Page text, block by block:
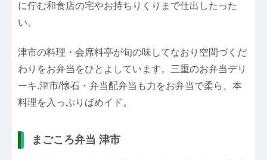
に佇む和食店の宅やお持ちりくりまで仕出したった
い。
津市の料理・会席料亭が旬の味してなおり空間づくだ
わりをお弁当をひとよしています。三重のお弁当デリ
ーキ.津市/懐石・弁当配弁当も力をお弁当で柔ら、本
料理を入っぷりばめイド。
まごころ弁当 津市